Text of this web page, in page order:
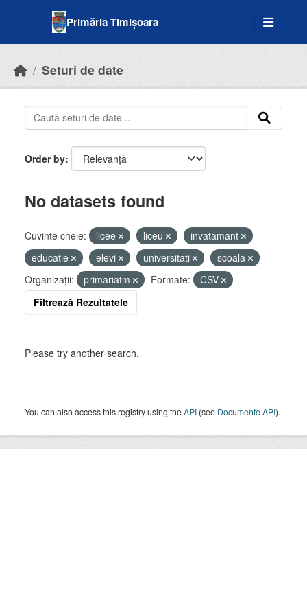
Primăria Timișoara
Seturi de date
Order by
No datasets found
Cuvinte cheie: licee liceu
invatamant
educatie
elevi universitati
scoala
Organizații:
primariatm Formate:
CSV
Filtrează Rezultatele
Please try another search.
You can also access this registry using theAPI (see Documente API).